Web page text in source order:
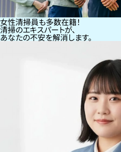
女性清掃員も多数在籍！
清掃のエキスパートが、
あなたの不安を解消します。